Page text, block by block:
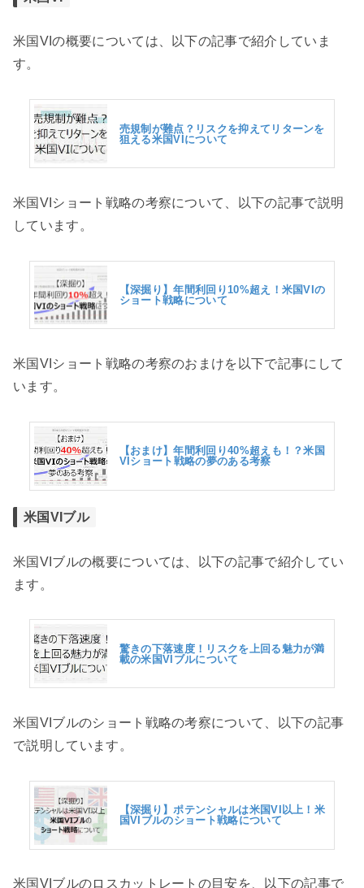
米国VIの概要については、以下の記事で紹介していま
す。
売規制が難点？リスクを抑えてリターンを
狙える米国VIについて
米国VIショート戦略の考察について、以下の記事で説明
しています。
【深掘り】年間利回り10%超え！米国VIの
ショート戦略について
米国VIショート戦略の考察のおまけを以下で記事にして
います。
【おまけ】年間利回り40%超えも！？米国
VIショート戦略の夢のある考察
米国VIブル
米国VIブルの概要については、以下の記事で紹介してい
ます。
驚きの下落速度！リスクを上回る魅力が満
載の米国VIブルについて
米国VIブルのショート戦略の考察について、以下の記事
で説明しています。
【深掘り】ポテンシャルは米国VI以上！米
国VIブルのショート戦略について
米国VIブルのロスカットレートの目安を、以下の記事で